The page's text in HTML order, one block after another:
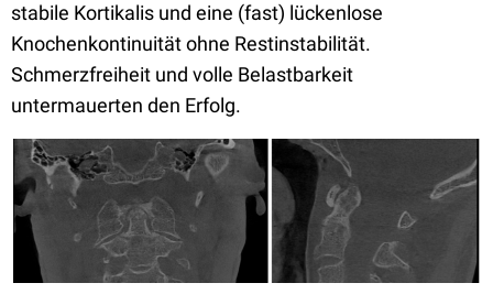
stabile Kortikalis und eine (fast) lückenlose
Knochenkontinuität ohne Restinstabilität.
Schmerzfreiheit und volle Belastbarkeit
untermauerten den Erfolg.